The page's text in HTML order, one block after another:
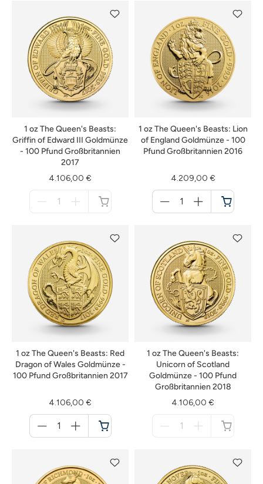
1 oz The Queen's Beasts:
Griffin of Edward III Goldmünze
- 100 Pfund Großbritannien
2017
4.106,00 €
1 oz The Queen's Beasts: Lion
of England Goldmünze - 100
Pfund Großbritannien 2016
4.209,00 €
für
Warenkorb
1 oz The Queen's Beasts: Red
Dragon of Wales Goldmünze -
100 Pfund Großbritannien 2017
4.106,00 €
für
Warenkorb
1 oz The Queen's Beasts:
Unicorn of Scotland
Goldmünze - 100 Pfund
Großbritannien 2018
4.106,00 €